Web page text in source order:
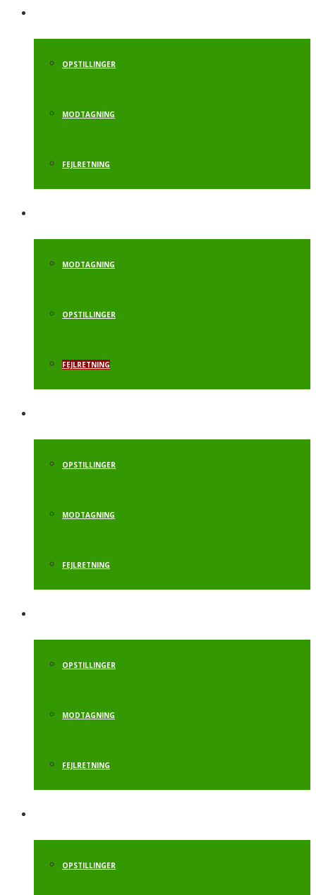
OPSTILLINGER
MODTAGNING
FEJLRETNING
MODTAGNING
OPSTILLINGER
FEJLRETNING
OPSTILLINGER
MODTAGNING
FEJLRETNING
OPSTILLINGER
MODTAGNING
FEJLRETNING
OPSTILLINGER